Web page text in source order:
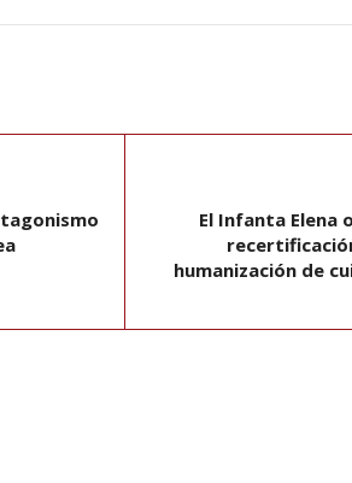
El Infanta Elena
humanización de